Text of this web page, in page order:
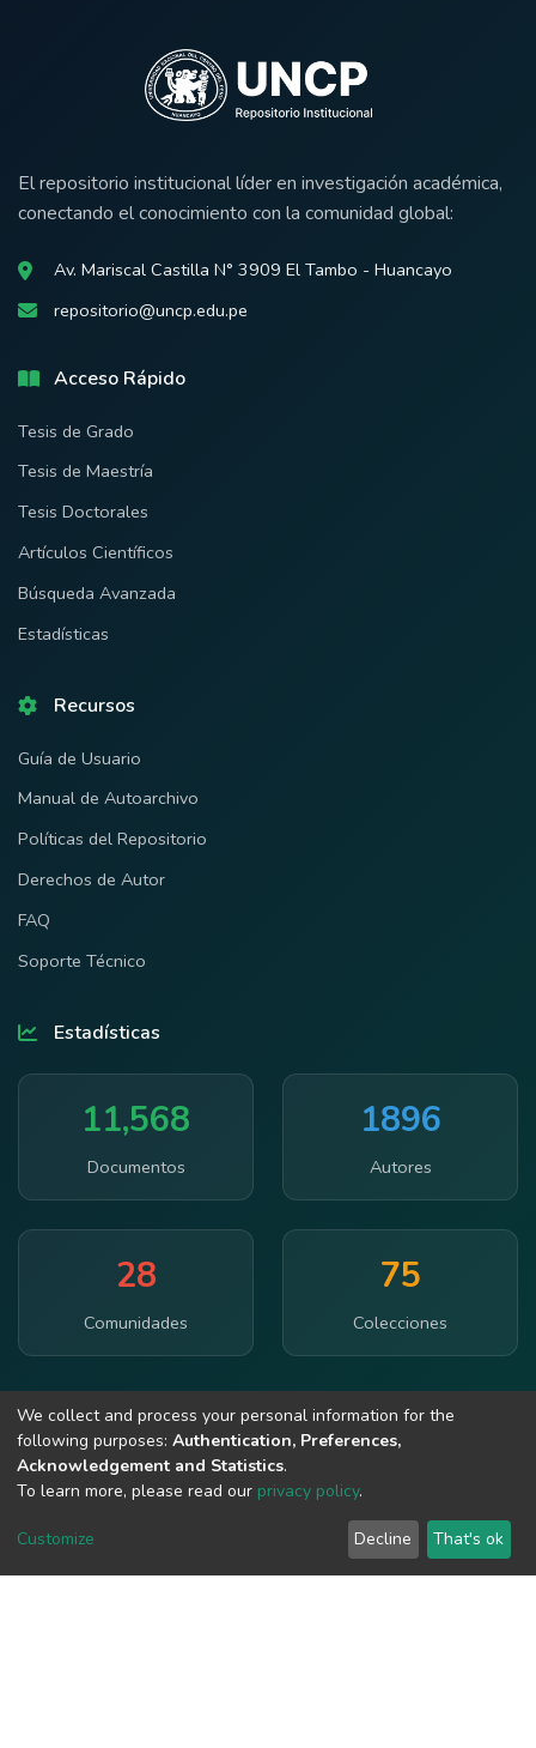
El repositorio institucional líder en investigación académica,
conectando el conocimiento con la comunidad global:
Av. Mariscal Castilla N° 3909 El Tambo - Huancayo
repositorio@uncp.edu.pe
Acceso Rápido
Tesis de Grado
Tesis de Maestría
Tesis Doctorales
Artículos Científicos
Búsqueda Avanzada
Estadísticas
Recursos
Guía de Usuario
Manual de Autoarchivo
Políticas del Repositorio
Derechos de Autor
FAQ
Soporte Técnico
Estadísticas
11,568
Documentos
1896
Autores
28
Comunidades
75
Colecciones
Síguenos en todas nuestras redes sociales
We collect and process your personal information for the
following purposes: Authentication, Preferences,
Acknowledgement and Statistics.
To learn more, please read our privacy policy.
Customize Decline That's ok